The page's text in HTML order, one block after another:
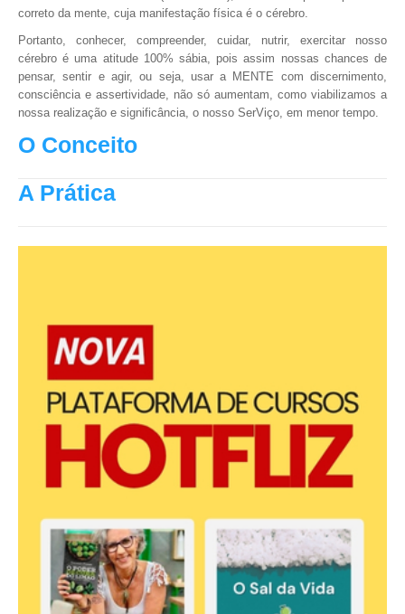
correto da mente, cuja manifestação física é o cérebro.
Portanto, conhecer, compreender, cuidar, nutrir, exercitar nosso
cérebro é uma atitude 100% sábia, pois assim nossas chances de
pensar, sentir e agir, ou seja, usar a MENTE com discernimento,
consciência e assertividade, não só aumentam, como viabilizamos a
nossa realização e significância, o nosso SerViço, em menor tempo.
O Conceito
A Prática